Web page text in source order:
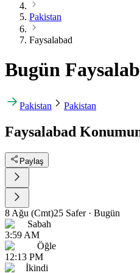
Pakistan
Faysalabad
Bugün
Pakistan Pakistan
Faysalabad
Paylaş
8 Ağu (Cmt)25 Safer· Bugün
Sabah
3:59 AM
Öğle
12:13 PM
İkindi